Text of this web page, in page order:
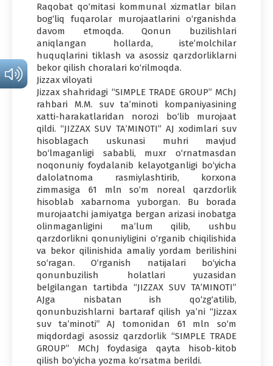
Raqobat qo‘mitasi kommunal xizmatlar bilan
bog‘liq fuqarolar murojaatlarini o‘rganishda
davom etmoqda. Qonun buzilishlari
aniqlangan hollarda, iste’molchilar
huquqlarini tiklash va asossiz qarzdorliklarni
bekor qilish choralari ko‘rilmoqda.
Jizzax viloyati
Jizzax shahridagi “SIMPLE TRADE GROUP” MChJ
rahbari M.M. suv ta’minoti kompaniyasining
xatti-harakatlaridan norozi bo‘lib murojaat
qildi. “JIZZAX SUV TA’MINOTI” AJ xodimlari suv
hisoblagach uskunasi muhri mavjud
bo‘lmaganligi sababli, muxr o‘rnatmasdan
noqonuniy foydalanib kelayotganligi bo‘yicha
dalolatnoma rasmiylashtirib, korxona
zimmasiga 61 mln so‘m noreal qarzdorlik
hisoblab xabarnoma yuborgan. Bu borada
murojaatchi jamiyatga bergan arizasi inobatga
olinmaganligini ma’lum qilib, ushbu
qarzdorlikni qonuniyligini o‘rganib chiqilishida
va bekor qilinishida amaliy yordam berilishini
so‘ragan. O‘rganish natijalari bo‘yicha
qonunbuzilish holatlari yuzasidan
belgilangan tartibda “JIZZAX SUV TA’MINOTI”
AJga nisbatan ish qo‘zg‘atilib,
qonunbuzishlarni bartaraf qilish ya’ni “Jizzax
suv ta’minoti” AJ tomonidan 61 mln so‘m
miqdordagi asossiz qarzdorlik “SIMPLE TRADE
GROUP” MChJ foydasiga qayta hisob-kitob
qilish bo‘yicha yozma ko‘rsatma berildi.